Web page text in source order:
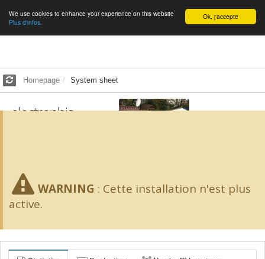
English Ok, j'accepte
We use cookies to enhance your experience on this website
Plus d'infos.
Homepage System sheet
electronbis
WARNING : Cette installation n'est plus
active.